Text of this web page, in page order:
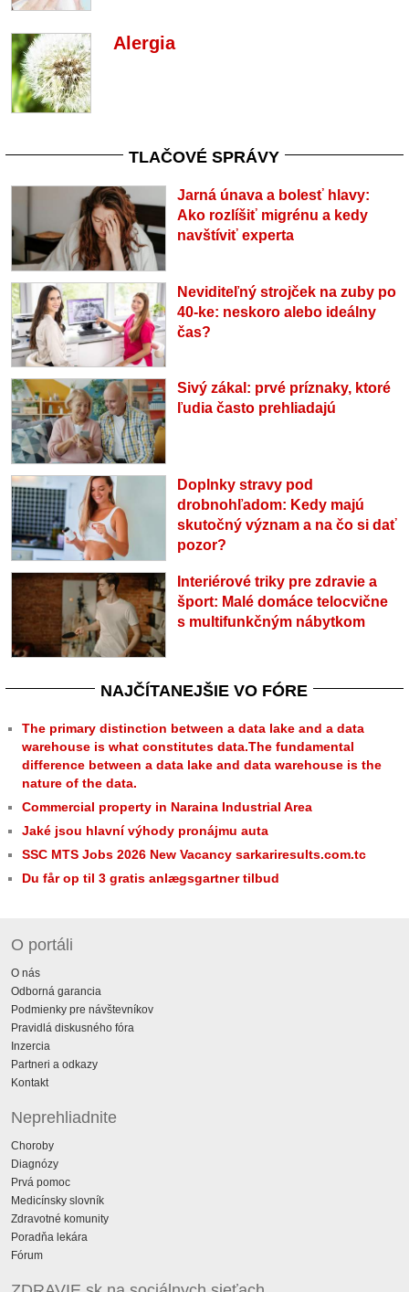
Alergia
TLAČOVÉ SPRÁVY
Jarná únava a bolesť hlavy:
Ako rozlíšiť migrénu a kedy
navštíviť experta
Neviditeľný strojček na zuby po
40-ke: neskoro alebo ideálny
čas?
Sivý zákal: prvé príznaky, ktoré
ľudia často prehliadajú
Doplnky stravy pod
drobnohľadom: Kedy majú
skutočný význam a na čo si dať
pozor?
Interiérové triky pre zdravie a
šport: Malé domáce telocvične
s multifunkčným nábytkom
NAJČÍTANEJŠIE VO FÓRE
The primary distinction between a data lake and a data
warehouse is what constitutes data.The fundamental
difference between a data lake and data warehouse is the
nature of the data.
Commercial property in Naraina Industrial Area
Jaké jsou hlavní výhody pronájmu auta
SSC MTS Jobs 2026 New Vacancy sarkariresults.com.tc
Du får op til 3 gratis anlægsgartner tilbud
O portáli
O nás
Odborná garancia
Podmienky pre návštevníkov
Pravidlá diskusného fóra
Inzercia
Partneri a odkazy
Kontakt
Neprehliadnite
Choroby
Diagnózy
Prvá pomoc
Medicínsky slovník
Zdravotné komunity
Poradňa lekára
Fórum